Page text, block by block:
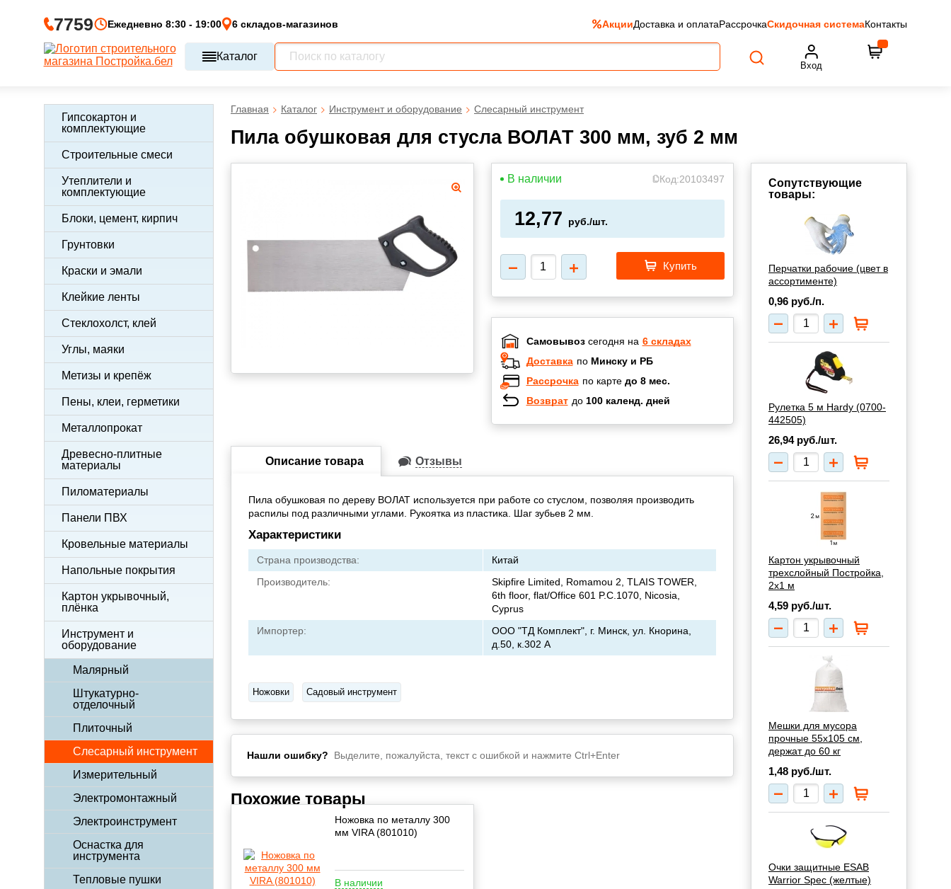
7759 Ежедневно 8:30 - 19:00 6 складов-магазинов АкцииДоставка и оплатаРассрочкаСкидочная системаКонтакты
Каталог
Вход
Гипсокартон и
комплектующие
Строительные смеси
Утеплители и
комплектующие
Блоки, цемент, кирпич
Грунтовки
Краски и эмали
Клейкие ленты
Стеклохолст, клей
Углы, маяки
Метизы и крепёж
Пены, клеи, герметики
Металлопрокат
Древесно-плитные
материалы
Пиломатериалы
Панели ПВХ
Кровельные материалы
Напольные покрытия
Картон укрывочный,
плёнка
Инструмент и
оборудование
Малярный
Штукатурно-
отделочный
Плиточный
Слесарный инструмент
Измерительный
Электромонтажный
Электроинструмент
Оснастка для
инструмента
Тепловые пушки
Главная Каталог Инструмент и оборудование Слесарный инструмент
Пила обушковая для стусла ВОЛАТ 300 мм, зуб 2 мм
В наличии Код:20103497
12,77 руб./шт.
Купить
Самовывозсегодня на 6 складах
Доставка по Минску и РБ
Рассрочка по карте до 8 мес.
Возврат до 100 календ. дней
Описание товара Отзывы
Пила обушковая по дереву ВОЛАТ используется при работе со стуслом, позволяя производить
распилы под различными углами. Рукоятка из пластика. Шаг зубьев 2 мм.
Характеристики
Страна производства:
Китай
Производитель:
Skipfire Limited, Romamou 2, TLAIS TOWER,
6th floor, flat/Office 601 P.C.1070, Nicosia,
Cyprus
Импортер:
ООО "ТД Комплект", г. Минск, ул. Кнорина,
д.50, к.302 А
Ножовки Садовый инструмент
Нашли ошибку? Выделите, пожалуйста, текст с ошибкой и нажмите Ctrl+Enter
Похожие товары
Ножовка по металлу 300
мм VIRA (801010)
В наличии
Сопутствующие
товары:
Перчатки рабочие (цвет в
ассортименте)
0,96 руб./п.
Рулетка 5 м Hardy (0700-
442505)
26,94 руб./шт.
Картон укрывочный
трехслойный Постройка,
2х1 м
4,59 руб./шт.
Мешки для мусора
прочные 55х105 см,
держат до 60 кг
1,48 руб./шт.
Очки защитные ESAB
Warrior Spec (желтые)